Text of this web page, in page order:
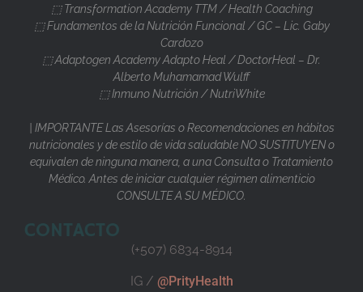
⬚ Transformation Academy TTM / Health Coaching
⬚ Fundamentos de la Nutrición Funcional / GC – Lic. Gaby
Cardozo
⬚ Adaptogen Academy Adapto Heal / DoctorHeal – Dr.
Alberto Muhamamad Wulff
⬚ Inmuno Nutrición / NutriWhite
| IMPORTANTE Las Asesorías o Recomendaciones en hábitos
nutricionales y de estilo de vida saludable NO SUSTITUYEN o
equivalen de ninguna manera, a una Consulta o Tratamiento
Médico. Antes de iniciar cualquier régimen alimenticio
CONSULTE A SU MÉDICO.
CONTACTO
(+507) 6834-8914
IG / @PrityHealth